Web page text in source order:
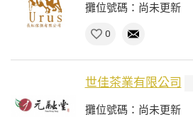
攤位號碼：尚未更新
0
世佳茶業有限公司
攤位號碼：尚未更新